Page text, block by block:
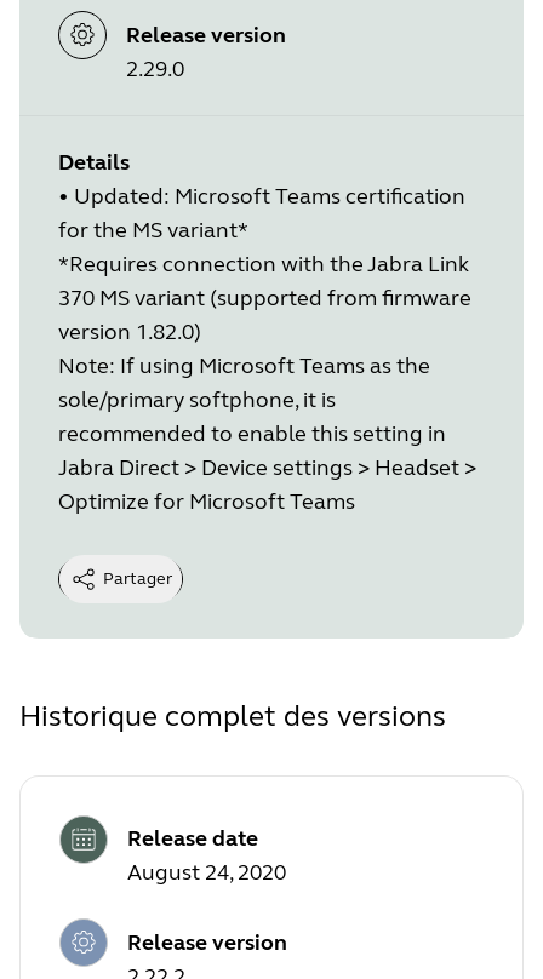
Release version
2.29.0
Details
• Updated: Microsoft Teams certification
for the MS variant*
*Requires connection with the Jabra Link
370 MS variant (supported from firmware
version 1.82.0)
Note: If using Microsoft Teams as the
sole/primary softphone, it is
recommended to enable this setting in
Jabra Direct > Device settings > Headset >
Optimize for Microsoft Teams
Partager
Historique complet des versions
Release date
August 24, 2020
Release version